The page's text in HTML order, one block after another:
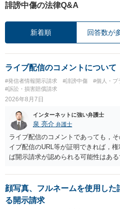
誹謗中傷の法律Q&A
新着順 回答数が
ライブ配信のコメントについて
#発信者情報開示請求 #誹謗中傷 #個人・プ
#訴訟・損害賠償請求
2026年8月7日
インターネットに強い弁護士
泉 亮介 弁護士
ライブ配信のコメントであっても，
イブ配信のURL等が証明できれば，
ば開示請求が認められる可能性はある
顔写真、フルネームを使用した
る開示請求